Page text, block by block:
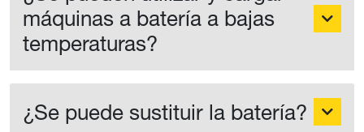
¿Se pueden utilizar y cargar
máquinas a batería a bajas
temperaturas?